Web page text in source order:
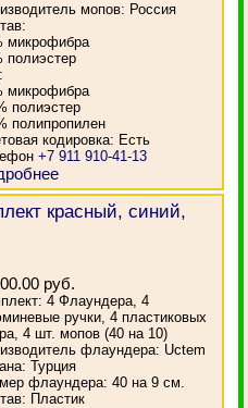
мопов: Россия
микрофибра
полиэстер
микрофибра
полиэстер
полипропилен
кодировка: Есть
+7 911 910-41-13
красный, синий,
руб.
4 Флаундера, 4
ручки, 4 пластиковых
4 шт. мопов (40 на 10)
флаундера: Uctem
Турция
флаундера: 40 на 9 см.
Пластик